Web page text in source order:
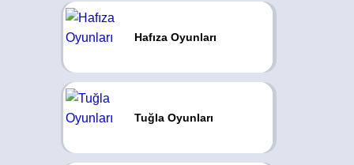
Hafıza Oyunları
Tuğla Oyunları